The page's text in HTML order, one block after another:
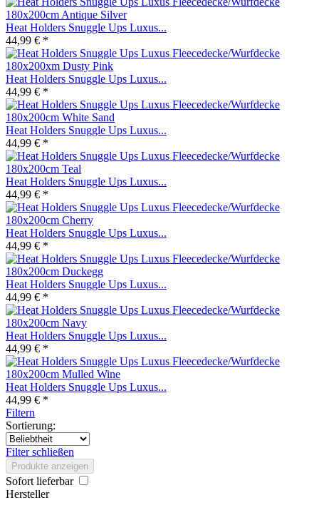
Heat Holders Snuggle Ups Luxus...
44,99 € *
Heat Holders Snuggle Ups Luxus...
44,99 € *
Heat Holders Snuggle Ups Luxus...
44,99 € *
Heat Holders Snuggle Ups Luxus...
44,99 € *
Heat Holders Snuggle Ups Luxus...
44,99 € *
Heat Holders Snuggle Ups Luxus...
44,99 € *
Heat Holders Snuggle Ups Luxus...
44,99 € *
Heat Holders Snuggle Ups Luxus...
44,99 € *
Filtern
Sortierung:
Filter schließen
Produkte anzeigen
Sofort lieferbar
Hersteller